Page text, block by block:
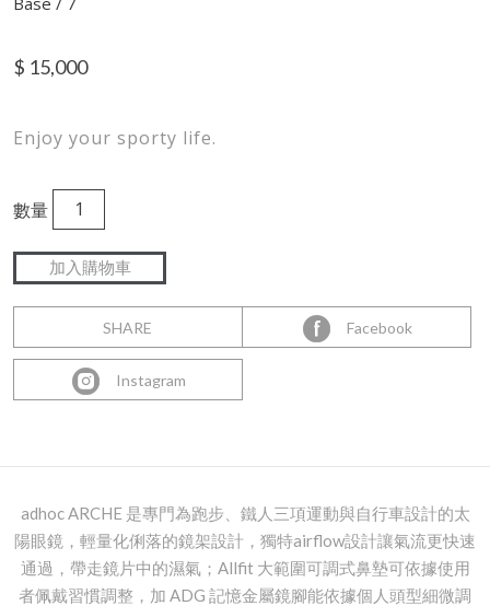
$ 15,000
Enjoy your sporty life.
數量
SHARE Facebook
Instagram
adhoc ARCHE 是專門為跑步、鐵人三項運動與自行車設計的太
陽眼鏡，輕量化俐落的鏡架設計，獨特airflow設計讓氣流更快速
通過，帶走鏡片中的濕氣；Allfit 大範圍可調式鼻墊可依據使用
者佩戴習慣調整，加 ADG 記憶金屬鏡腳能依據個人頭型細微調